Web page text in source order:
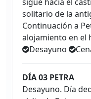
solitario de la
Continuación a
alojamiento en el
Desayuno
DÍA 03 PETRA
Desayuno. Día